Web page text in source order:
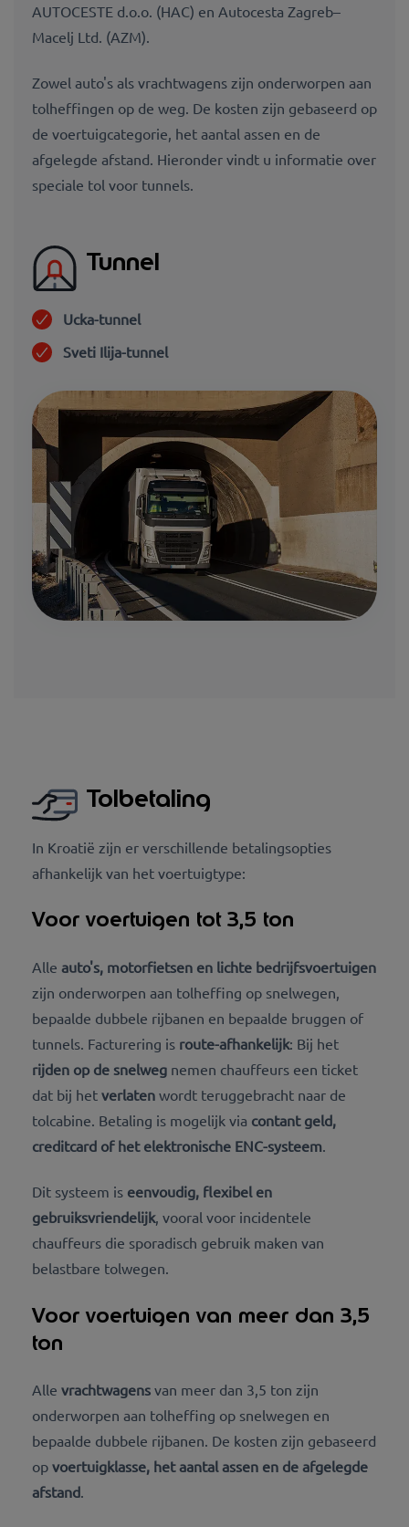
AUTOCESTE d.o.o. (HAC) en Autocesta Zagreb–
Macelj Ltd. (AZM).
Zowel auto's als vrachtwagens zijn onderworpen aan
tolheffingen op de weg. De kosten zijn gebaseerd op
de voertuigcategorie, het aantal assen en de
afgelegde afstand. Hieronder vindt u informatie over
speciale tol voor tunnels.
Tunnel
Ucka-tunnel
Sveti Ilija-tunnel
Tolbetaling
In Kroatië zijn er verschillende betalingsopties
afhankelijk van het voertuigtype:
Voor voertuigen tot 3,5 ton
Alle auto's, motorfietsen en lichte bedrijfsvoertuigen
zijn onderworpen aan tolheffing op snelwegen,
bepaalde dubbele rijbanen en bepaalde bruggen of
tunnels. Facturering is route-afhankelijk: Bij het
rijden op de snelweg nemen chauffeurs een ticket
dat bij het verlaten wordt teruggebracht naar de
tolcabine. Betaling is mogelijk via contant geld,
creditcard of het elektronische ENC-systeem
Dit systeem is eenvoudig, flexibel en
gebruiksvriendelijk, vooral voor incidentele
chauffeurs die sporadisch gebruik maken van
belastbare tolwegen.
Voor voertuigen van meer dan 3,5
ton
Alle vrachtwagens van meer dan 3,5 ton zijn
onderworpen aan tolheffing op snelwegen en
bepaalde dubbele rijbanen. De kosten zijn gebaseerd
op voertuigklasse, het aantal assen en de afgelegde
afstand